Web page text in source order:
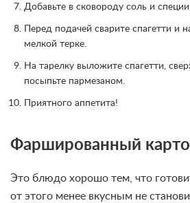
Добавьте в сковороду соль и
Перед подачей сварите спагетти и
мелкой терке.
На тарелку выложите спагетти,
посыпьте пармезаном.
Приятного аппетита!
Фаршированный
Это блюдо хорошо тем, что
от этого менее вкусным не